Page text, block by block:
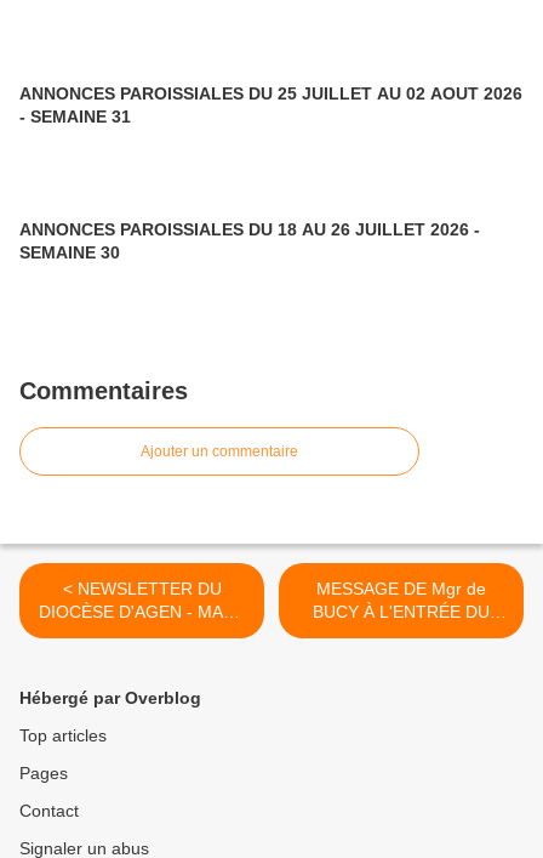
ANNONCES PAROISSIALES DU 25 JUILLET AU 02 AOUT 2026
- SEMAINE 31
ANNONCES PAROISSIALES DU 18 AU 26 JUILLET 2026 -
SEMAINE 30
Commentaires
Ajouter un commentaire
< NEWSLETTER DU
DIOCÈSE D'AGEN - MARS
2025
MESSAGE DE Mgr de
BUCY À L'ENTRÉE DU
TEMPS DE CARÊME >
Hébergé par Overblog
Top articles
Pages
Contact
Signaler un abus